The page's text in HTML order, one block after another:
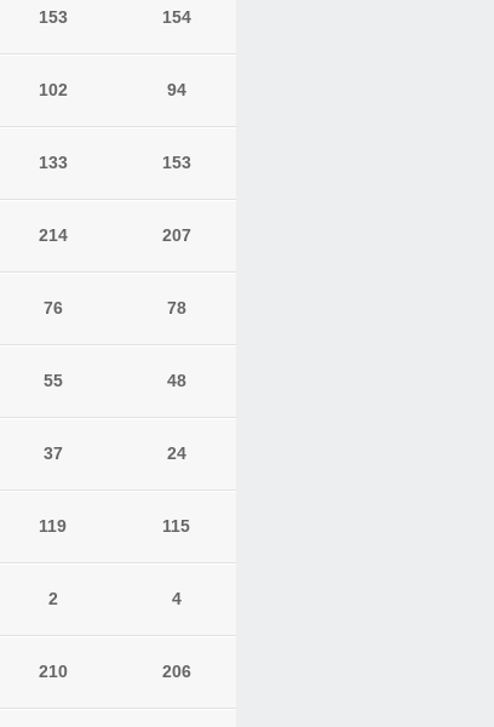
153 154
102 94
133 153
214 207
76 78
55 48
37 24
119 115
2 4
210 206